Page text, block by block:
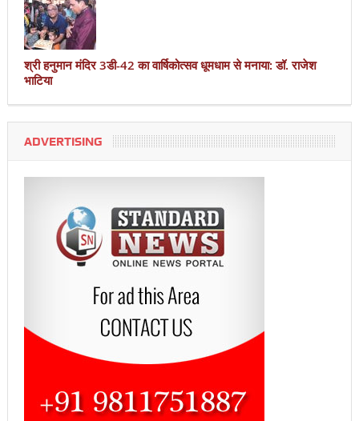
श्री हनुमान मंदिर 3डी-42 का वार्षिकोत्सव धूमधाम से मनाया: डॉ. राजेश
भाटिया
ADVERTISING